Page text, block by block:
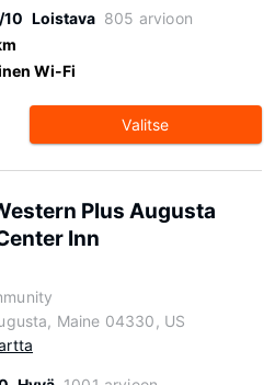
Loistava 805 arvioon
Wi-Fi
Valitse
Plus Augusta
Inn
Maine 04330, US